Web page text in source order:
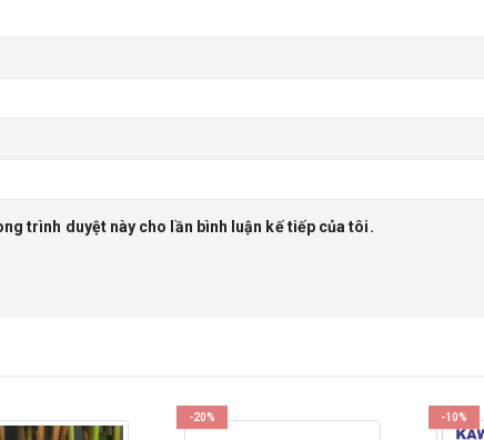
trình duyệt này cho lần bình luận kế tiếp của tôi.
-20% -10%